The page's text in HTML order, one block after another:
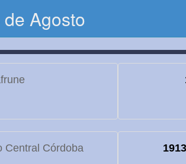
Agosto
Central Córdoba 1913